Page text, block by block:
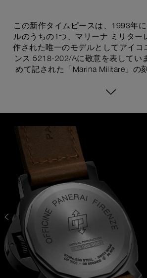
この新作タイムピースは、1993年
ルのうちの1つ、マリーナ ミリター
作された唯一のモデルとしてアイコ
ンス 5218-202/Aに敬意を表してい
めて記された「Marina Militare」の
ターレ PAM05218は、アイコニッ
ライが1940年代から1960年代にか
し、より洗練されたデザインへ移
Image